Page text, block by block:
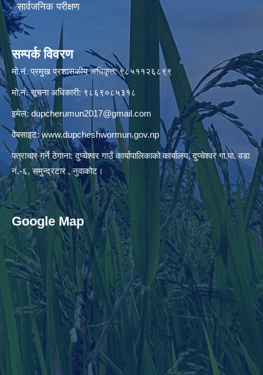
सार्वजनिक परीक्षण
सम्पर्क विवरण
मो.नं. प्रमुख प्रशासकीय अधिकृत: ९८५११२६८९९
मो.नं. सूचना अधिकारी: ९८६९०८५३१८
इमेल:dupcherumun2017@gmail.com
वेबसाइट:www.dupcheshwormun.gov.np
पत्राचार गर्ने ठेगाना: दुप्चेश्वर गाउँ कार्यापालिकाको कार्यालय, दुप्चेश्वर गा.पा. वडा
नं.-६, समुन्द्रटार , नुवाकोट।
Google Map